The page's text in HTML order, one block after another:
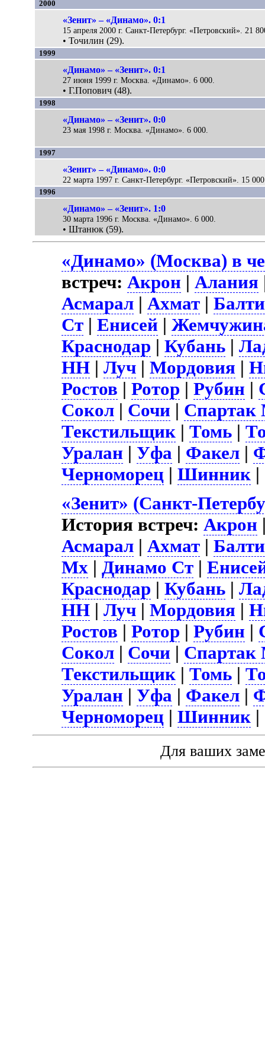
2000
«Зенит» – «Динамо». 0:1
15 апреля 2000 г. Санкт-Петербург. «Петровский». 21
• Точилин (29).
1999
«Динамо» – «Зенит». 0:1
27 июня 1999 г. Москва. «Динамо». 6 000.
• Г.Попович (48).
1998
«Динамо» – «Зенит». 0:0
23 мая 1998 г. Москва. «Динамо». 6 000.
1997
«Зенит» – «Динамо». 0:0
22 марта 1997 г. Санкт-Петербург. «Петровский». 15
1996
«Динамо» – «Зенит». 1:0
30 марта 1996 г. Москва. «Динамо». 6 000.
• Штанюк (59).
«Динамо» (Москва) в
встреч:Акрон |Алания
Асмарал |Ахмат |
Ст |Енисей |
Краснодар |Кубань |
НН |Луч |Мордовия |
Ростов |Ротор |Рубин |
Сокол | Сочи |
Текстильщик |Томь |
Уралан |Уфа | Факел |
Черноморец |Шинник |
«Зенит» (Санкт-
История встреч:Акрон
Асмарал |Ахмат |
Мх |Динамо Ст |
Краснодар |Кубань |
НН |Луч |Мордовия |
Ростов |Ротор |Рубин |
Сокол | Сочи |
Текстильщик |Томь |
Уралан |Уфа | Факел |
Черноморец |Шинник |
Для ваших